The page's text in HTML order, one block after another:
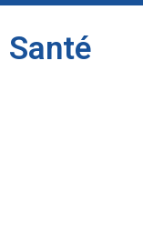
Santé